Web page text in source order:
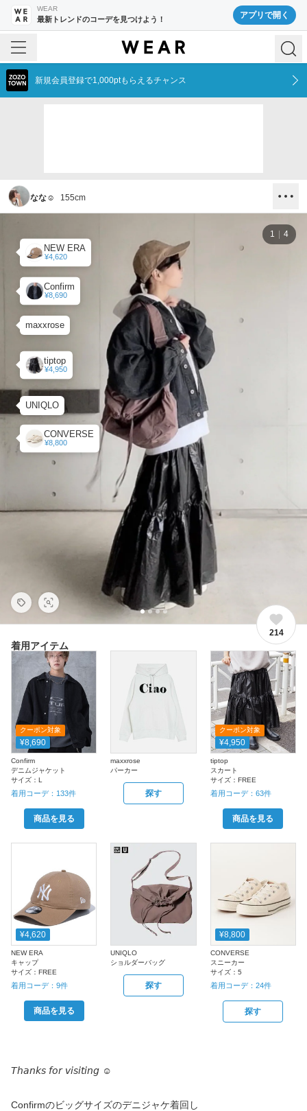
WEAR
最新トレンドのコーデを見つけよう！ アプリで開く
新規会員登録で1,000ptもらえるチャンス
なな☺︎ 155cm
Confirm
¥8,690
maxxrose
tiptop
¥4,950
NEW ERA
¥4,620
UNIQLO
CONVERSE
¥8,800
1 4
214
着用アイテム
クーポン対象
¥8,690
Confirm
デニムジャケット
サイズ： L
着用コーデ： 133件
商品を見る
maxxrose
パーカー
探す
クーポン対象
¥4,950
tiptop
スカート
サイズ： FREE
着用コーデ： 63件
商品を見る
¥4,620
NEW ERA
キャップ
サイズ： FREE
着用コーデ： 9件
商品を見る
UNIQLO
ショルダーバッグ
探す
¥8,800
CONVERSE
スニーカー
サイズ： 5
着用コーデ： 24件
探す
𝘛𝘩𝘢𝘯𝘬𝘴 𝘧𝘰𝘳 𝘷𝘪𝘴𝘪𝘵𝘪𝘯𝘨 ☺︎︎
Confirmのビッグサイズのデニジャケ着回し